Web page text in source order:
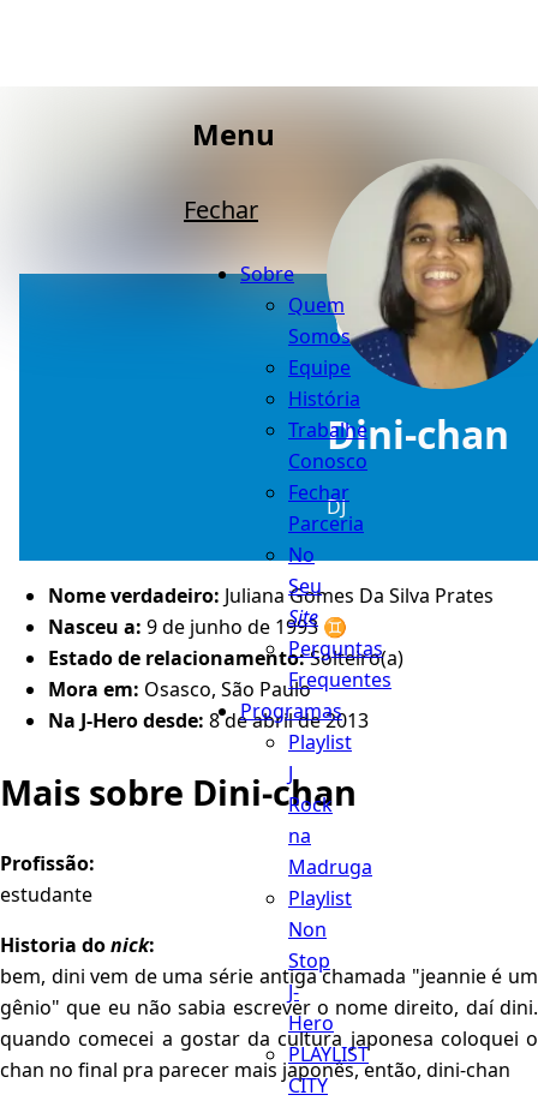
Menu
Fechar
Sobre
Quem
Somos
Equipe
História
Trabalhe
Conosco
Fechar
Parceria
No
Seu
Site
Perguntas
Frequentes
Programas
Playlist
J
Rock
na
Madruga
Playlist
Non
Stop
J-
Hero
PLAYLIST
CITY
Dini-chan
DJ
Nome verdadeiro: Juliana Gomes Da Silva Prates
Nasceu a: 9 de junho de 1993 ♊️
Estado de relacionamento:Solteiro(a)
Mora em: Osasco, São Paulo
Na J-Hero desde: 8 de abril de 2013
Mais sobre Dini-chan
Profissão:
estudante
Historia donick:
bem, dini vem de uma série antiga chamada "jeannie é um
gênio" que eu não sabia escrever o nome direito, daí dini.
quando comecei a gostar da cultura japonesa coloquei o
chan no final pra parecer mais japonês, então, dini-chan